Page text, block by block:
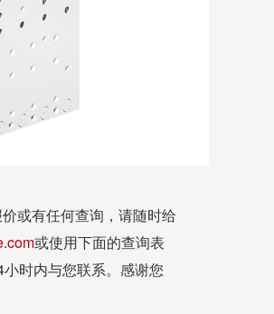
或有任何查询，请随时给
或使用下面的查询表
时内与您联系。感谢您